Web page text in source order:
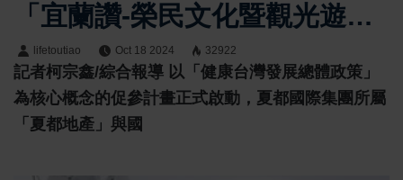
「宜蘭讚-榮民文化暨觀光遊憩
興建營運移轉案」，為「健康
台灣未來示範園區」打造全新
願景
lifetoutiao Oct 18 2024 32922
記者柯宗鑫/綜合報導 以「健康台灣發展總體政策」
為核心概念的促參計畫正式啟動，夏都國際集團所屬
「夏都地產」與國